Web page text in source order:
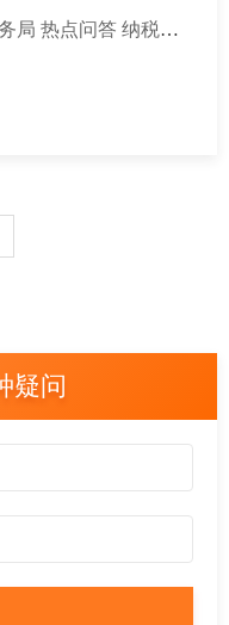
国家税务总局宁夏回族自治区税务局 热点问答 纳税人向个人出租住房如何缴纳增值税？
疑问